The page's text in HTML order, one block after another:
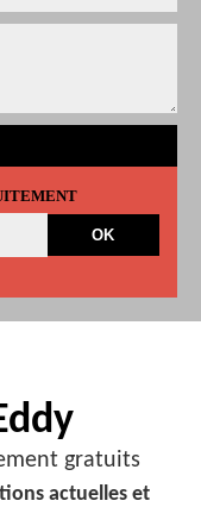
gratuits
actuelles et